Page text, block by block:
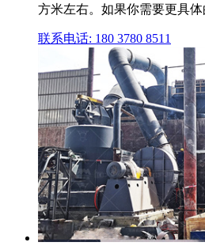
方米左右。如果你需要更具
联系电话: 180 3780 8511